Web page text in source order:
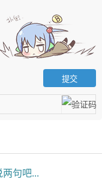
句吧...